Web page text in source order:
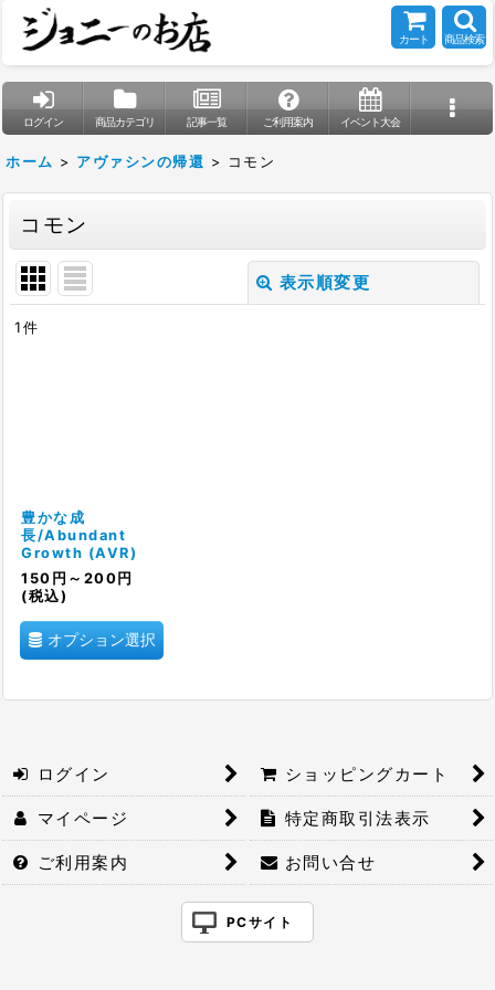
カート 商品検索
ログイン 商品カテゴリ 記事一覧 ご利用案内 イベント大会
ホーム > アヴァシンの帰還 > コモン
コモン
表示順変更
1件
豊かな成
長/Abundant
Growth (AVR)
150 円 ～200 円
(税込)
オプション選択
ログイン ショッピングカート
マイページ 特定商取引法表示
ご利用案内 お問い合せ
PCサイト